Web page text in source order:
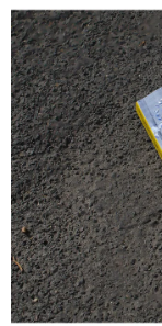
u
j
e
t
e
n
a
j
í
t
?